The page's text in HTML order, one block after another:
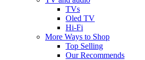
TVs
Oled TV
Hi-Fi
More Ways to Shop
Top Selling
Our Recommends